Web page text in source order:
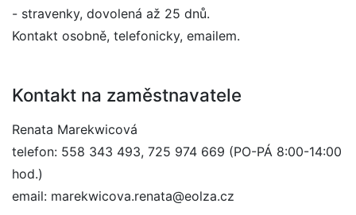
- stravenky, dovolená až 25 dnů.
Kontakt osobně, telefonicky, emailem.
Kontakt na zaměstnavatele
Renata Marekwicová
telefon: 558 343 493, 725 974 669 (PO-PÁ 8:00-14:00
hod.)
email: marekwicova.renata@eolza.cz